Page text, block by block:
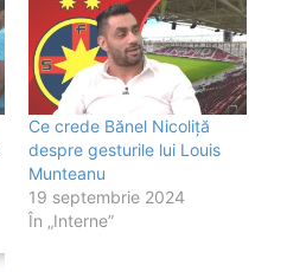
Ce crede Bănel Nicoliță
despre gesturile lui Louis
Munteanu
19 septembrie 2024
În „Interne”